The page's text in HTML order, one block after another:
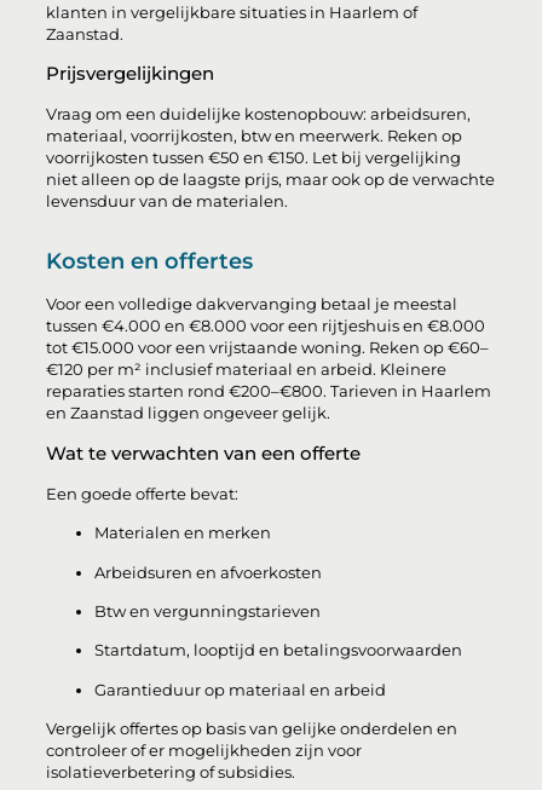
klanten in vergelijkbare situaties in Haarlem of
Zaanstad.
Prijsvergelijkingen
Vraag om een duidelijke kostenopbouw: arbeidsuren,
materiaal, voorrijkosten, btw en meerwerk. Reken op
voorrijkosten tussen €50 en €150. Let bij vergelijking
niet alleen op de laagste prijs, maar ook op de verwachte
levensduur van de materialen.
Kosten en offertes
Voor een volledige dakvervanging betaal je meestal
tussen €4.000 en €8.000 voor een rijtjeshuis en €8.000
tot €15.000 voor een vrijstaande woning. Reken op €60–
€120 per m² inclusief materiaal en arbeid. Kleinere
reparaties starten rond €200–€800. Tarieven in Haarlem
en Zaanstad liggen ongeveer gelijk.
Wat te verwachten van een offerte
Een goede offerte bevat:
Materialen en merken
Arbeidsuren en afvoerkosten
Btw en vergunningstarieven
Startdatum, looptijd en betalingsvoorwaarden
Garantieduur op materiaal en arbeid
Vergelijk offertes op basis van gelijke onderdelen en
controleer of er mogelijkheden zijn voor
isolatieverbetering of subsidies.